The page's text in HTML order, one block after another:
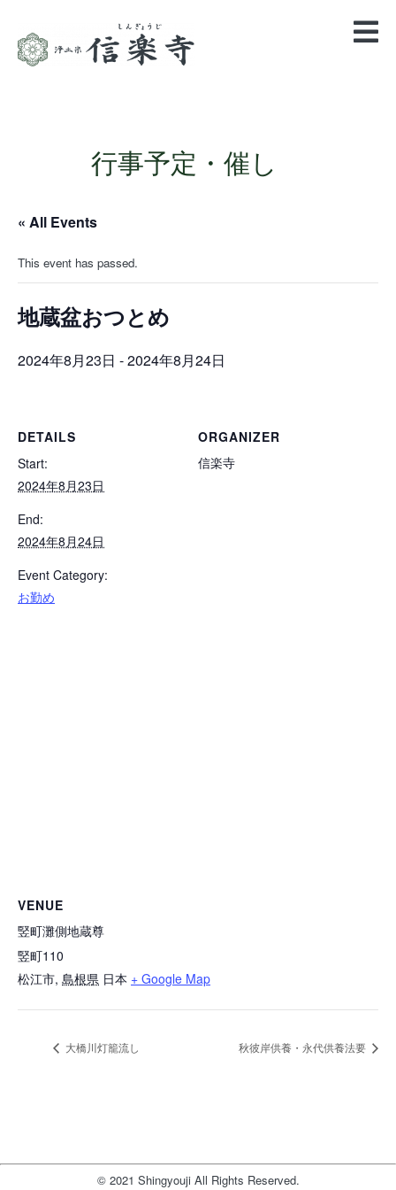
行事予定・催し
« All Events
This event has passed.
地蔵盆おつとめ
2024年8月23日 -2024年8月24日
DETAILS
Start:
2024年8月23日
End:
2024年8月24日
Event Category:
お勤め
ORGANIZER
信楽寺
VENUE
竪町灘側地蔵尊
竪町110
松江市, 島根県 日本 + Google Map
大橋川灯籠流し 秋彼岸供養・永代供養法要
© 2021 Shingyouji All Rights Reserved.